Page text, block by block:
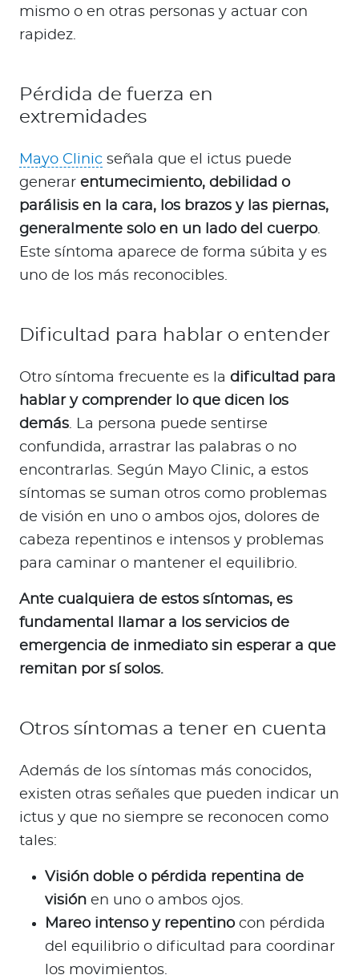
mismo o en otras personas y actuar con
rapidez.
Pérdida de fuerza en
extremidades
Mayo Clinic señala que el ictus puede
generar entumecimiento, debilidad o
parálisis en la cara, los brazos y las piernas,
generalmente solo en un lado del cuerpo.
Este síntoma aparece de forma súbita y es
uno de los más reconocibles.
Dificultad para hablar o entender
Otro síntoma frecuente es la dificultad para
hablar y comprender lo que dicen los
demás. La persona puede sentirse
confundida, arrastrar las palabras o no
encontrarlas. Según Mayo Clinic, a estos
síntomas se suman otros como problemas
de visión en uno o ambos ojos, dolores de
cabeza repentinos e intensos y problemas
para caminar o mantener el equilibrio.
Ante cualquiera de estos síntomas, es
fundamental llamar a los servicios de
emergencia de inmediato sin esperar a que
remitan por sí solos.
Otros síntomas a tener en cuenta
Además de los síntomas más conocidos,
existen otras señales que pueden indicar un
ictus y que no siempre se reconocen como
tales:
Visión doble o pérdida repentina de
visión en uno o ambos ojos.
Mareo intenso y repentinocon pérdida
del equilibrio o dificultad para coordinar
los movimientos.